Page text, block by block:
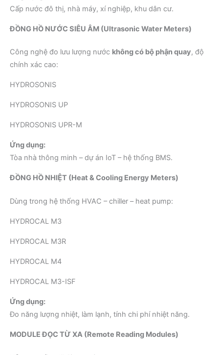
Cấp nước đô thị, nhà máy, xí nghiệp, khu dân cư.
ĐỒNG HỒ NƯỚC SIÊU ÂM (Ultrasonic Water Meters)
Công nghệ đo lưu lượng nước không có bộ phận quay, độ
chính xác cao:
HYDROSONIS
HYDROSONIS UP
HYDROSONIS UPR-M
Ứng dụng:
Tòa nhà thông minh – dự án IoT – hệ thống BMS.
ĐỒNG HỒ NHIỆT (Heat & Cooling Energy Meters)
Dùng trong hệ thống HVAC – chiller – heat pump:
HYDROCAL M3
HYDROCAL M3R
HYDROCAL M4
HYDROCAL M3-ISF
Ứng dụng:
Đo năng lượng nhiệt, làm lạnh, tính chi phí nhiệt năng.
MODULE ĐỌC TỪ XA (Remote Reading Modules)